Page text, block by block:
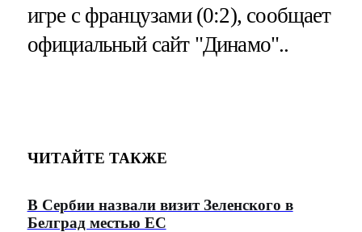
игре с французами (0:2), сообщает
официальный сайт "Динамо"..
ЧИТАЙТЕ ТАКЖЕ
В Сербии назвали визит Зеленского в
Белград местью ЕС